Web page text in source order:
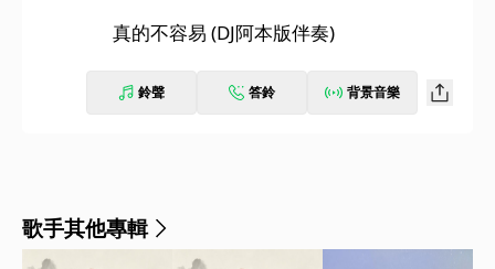
真的不容易 (DJ阿本版伴奏)
鈴聲 答鈴 背景音樂
歌手其他專輯